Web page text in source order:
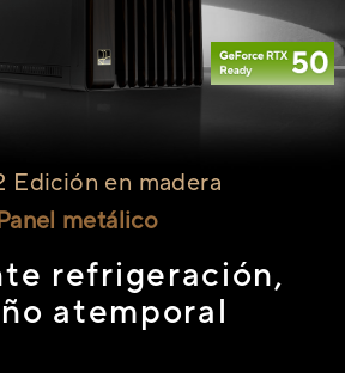
Edición en madera
metálico
refrigeración,
atemporal